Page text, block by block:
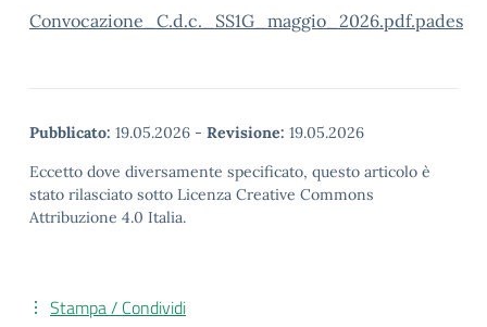
Convocazione_C.d.c._SS1G_maggio_2026.pdf.pades
Pubblicato: 19.05.2026 - Revisione: 19.05.2026
Eccetto dove diversamente specificato, questo articolo è
stato rilasciato sotto Licenza Creative Commons
Attribuzione 4.0 Italia.
Stampa / Condividi